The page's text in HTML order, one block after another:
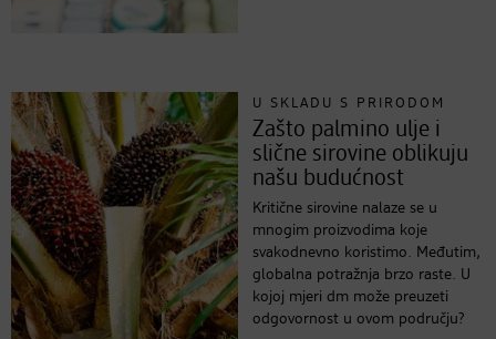
U SKLADU S PRIRODOM
Zašto palmino ulje i
slične sirovine oblikuju
našu budućnost
Kritične sirovine nalaze se u
mnogim proizvodima koje
svakodnevno koristimo. Međutim,
globalna potražnja brzo raste. U
kojoj mjeri dm može preuzeti
odgovornost u ovom području?